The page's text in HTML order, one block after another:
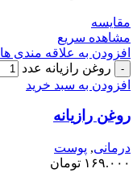
مقایسه
مشاهده سریع
افزودن به علاقه مندی ها
روغن رازیانه عدد
افزودن به سبد خرید
روغن رازیانه
درمانی, پوست
۱۶۹.۰۰۰ تومان